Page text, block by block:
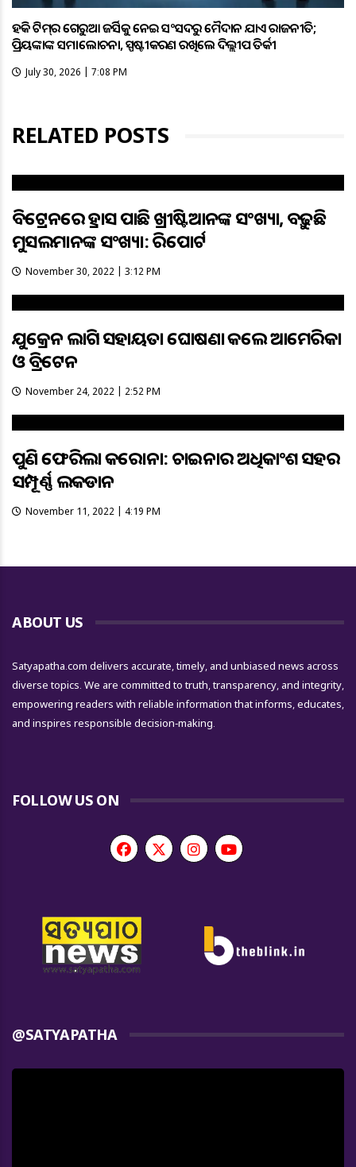
ହକି ଟିମ୍‌ର ଗେରୁଆ ଜର୍ସିକୁ ନେଇ ସଂସଦରୁ ମୈଦାନ ଯାଏଁ ରାଜନୀତି;
ପ୍ରିୟଙ୍କାଙ୍କ ସମାଲୋଚନା, ସ୍ପଷ୍ଟୀକରଣ ରଖିଲେ ଦିଲ୍ଲୀପ ତିର୍କୀ
July 30, 2026 | 7:08 PM
RELATED POSTS
ବିଟ୍ରେନରେ ହ୍ରାସ ପାଉଛି ଖ୍ରୀଷ୍ଟିଆନଙ୍କ ସଂଖ୍ୟା, ବଢ଼ୁଛି
ମୁସଲମାନଙ୍କ ସଂଖ୍ୟା: ରିପୋର୍ଟ
November 30, 2022 | 3:12 PM
ଯୁକ୍ରେନ ଲାଗି ସହାୟତା ଘୋଷଣା କଲେ ଆମେରିକା
ଓ ବ୍ରିଟେନ
November 24, 2022 | 2:52 PM
ପୁଣି ଫେରିଲା କରୋନା: ଚାଇନାର ଅଧିକାଂଶ ସହର
ସମ୍ପୂର୍ଣ୍ଣ ଲକଡାଉନ
November 11, 2022 | 4:19 PM
ABOUT US
Satyapatha.com delivers accurate, timely, and unbiased news across
diverse topics. We are committed to truth, transparency, and integrity,
empowering readers with reliable information that informs, educates,
and inspires responsible decision-making.
FOLLOW US ON
@SATYAPATHA